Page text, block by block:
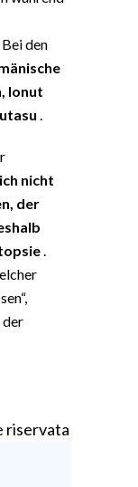
den
Ionut
nicht
der
der
riservata